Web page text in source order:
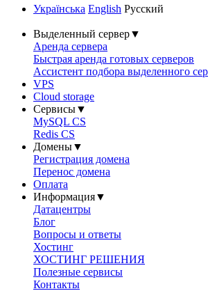
Українська English Русский
Выделенный сервер▼
Аренда сервера
Быстрая аренда готовых серверов
Ассистент подбора выделенного
VPS
Cloud storage
Сервисы▼
MySQL CS
Redis CS
Домены▼
Регистрация домена
Перенос домена
Оплата
Информация▼
Датацентры
Блог
Вопросы и ответы
Хостинг
ХОСТИНГ РЕШЕНИЯ
Полезные сервисы
Контакты